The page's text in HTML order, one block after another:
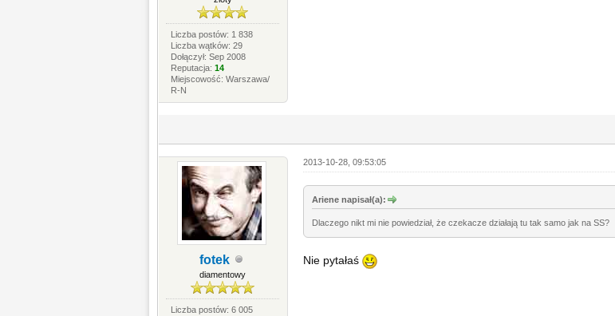
Liczba postów: 1 838
Liczba wątków: 29
Dołączył: Sep 2008
Reputacja:14
Miejscowość: Warszawa/
R-N
fotek
diamentowy
Liczba postów: 6 005
2013-10-28, 09:53:05
Ariene napisał(a):
Dlaczego nikt mi nie powiedział, że czekacze działają tu tak samo jak na SS?
Nie pytałaś